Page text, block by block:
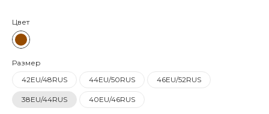
Цвет
Размер
42EU/48RUS
44EU/50RUS 46EU/52RUS
38EU/44RUS 40EU/46RUS